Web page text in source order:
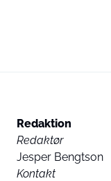
Redaktion
Redaktør
Jesper Bengtson
Kontakt